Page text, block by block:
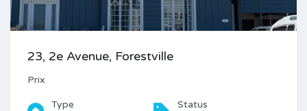
23, 2e Avenue, Forestville
Prix
Type Status